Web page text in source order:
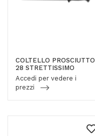
COLTELLO PROSCIUTTO
28 STRETTISSIMO
Accedi per vedere i
prezzi